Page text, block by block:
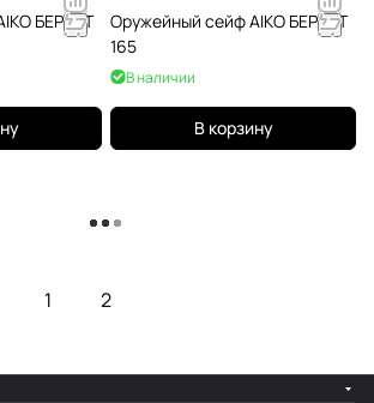
БЕРКУТ
Оружейный сейф AIKO БЕРКУТ
165
В наличии
В корзину
Загрузить еще
1 2